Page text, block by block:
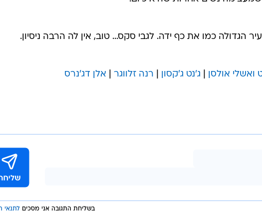
הגדולה כמו את כף ידה. לגבי סקס... טוב, אין לה הרבה ניסיון.
ואשלי אולסן ג'נט ג'קסון רנה זלווגר אלן דג'נרס
בשליחת התגובה אני מסכים לתנאי